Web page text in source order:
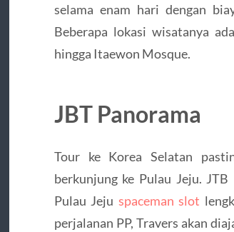
selama enam hari dengan
Beberapa lokasi wisatanya
hingga Itaewon Mosque.
JBT Panorama
Tour ke Korea Selatan
berkunjung ke Pulau Jeju.
Pulau Jeju spaceman slot
perjalanan PP, Travers akan